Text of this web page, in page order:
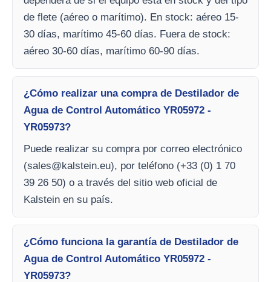
de flete (aéreo o marítimo). En stock: aéreo 15-
30 días, marítimo 45-60 días. Fuera de stock:
aéreo 30-60 días, marítimo 60-90 días.
¿Cómo realizar una compra de Destilador de
Agua de Control Automático YR05972 -
YR05973?
Puede realizar su compra por correo electrónico
(sales@kalstein.eu), por teléfono (+33 (0) 1 70
39 26 50) o a través del sitio web oficial de
Kalstein en su país.
¿Cómo funciona la garantía de Destilador de
Agua de Control Automático YR05972 -
YR05973?